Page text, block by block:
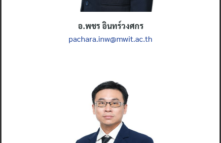
อ.พชร อินทร์วงศกร
pachara.inw@mwit.ac.th